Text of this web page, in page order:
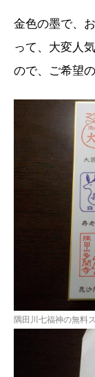
金色の墨で、
って、大変人
ので、ご希望
隅田川七福神の無料